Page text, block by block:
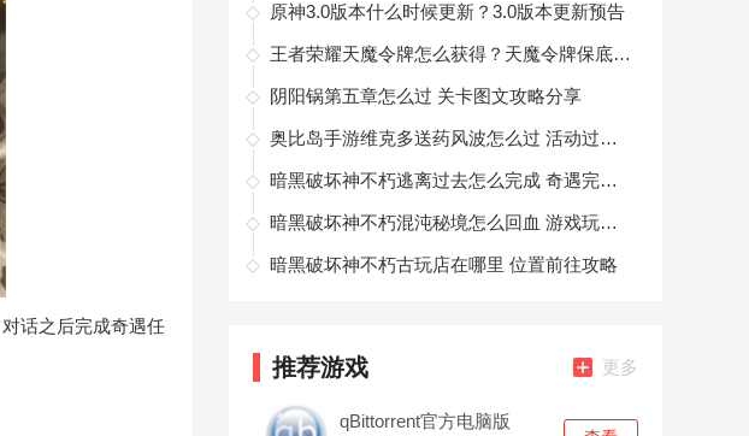
话之后完成奇遇任
原神3.0版本什么时候更新？3.0版本更新预告
王者荣耀天魔令牌怎么获得？天魔令牌保底获取攻略
阴阳锅第五章怎么过 关卡图文攻略分享
奥比岛手游维克多送药风波怎么过 活动过关攻略
暗黑破坏神不朽逃离过去怎么完成 奇遇完成攻略
暗黑破坏神不朽混沌秘境怎么回血 游戏玩法攻略
暗黑破坏神不朽古玩店在哪里 位置前往攻略
推荐游戏 更多
qBittorrent官方电脑版